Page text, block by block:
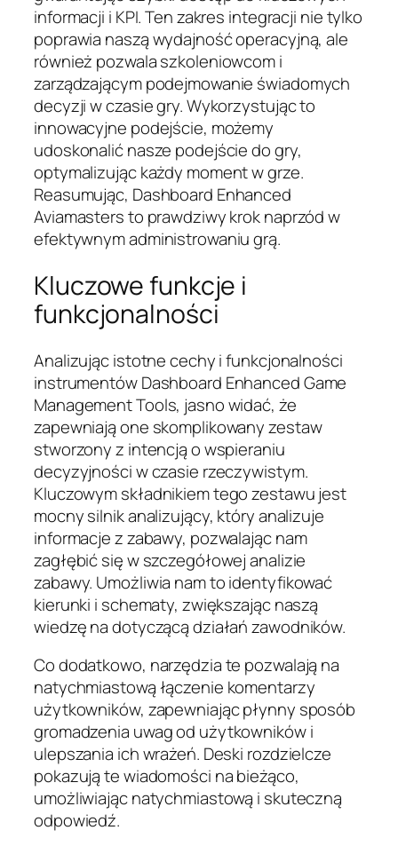
informacji i KPI. Ten zakres integracji nie tylko
poprawia naszą wydajność operacyjną, ale
również pozwala szkoleniowcom i
zarządzającym podejmowanie świadomych
decyzji w czasie gry. Wykorzystując to
innowacyjne podejście, możemy
udoskonalić nasze podejście do gry,
optymalizując każdy moment w grze.
Reasumując, Dashboard Enhanced
Aviamasters to prawdziwy krok naprzód w
efektywnym administrowaniu grą.
Kluczowe funkcje i
funkcjonalności
Analizując istotne cechy i funkcjonalności
instrumentów Dashboard Enhanced Game
Management Tools, jasno widać, że
zapewniają one skomplikowany zestaw
stworzony z intencją o wspieraniu
decyzyjności w czasie rzeczywistym.
Kluczowym składnikiem tego zestawu jest
mocny silnik analizujący, który analizuje
informacje z zabawy, pozwalając nam
zagłębić się w szczegółowej analizie
zabawy. Umożliwia nam to identyfikować
kierunki i schematy, zwiększając naszą
wiedzę na dotyczącą działań zawodników.
Co dodatkowo, narzędzia te pozwalają na
natychmiastową łączenie komentarzy
użytkowników, zapewniając płynny sposób
gromadzenia uwag od użytkowników i
ulepszania ich wrażeń. Deski rozdzielcze
pokazują te wiadomości na bieżąco,
umożliwiając natychmiastową i skuteczną
odpowiedź.